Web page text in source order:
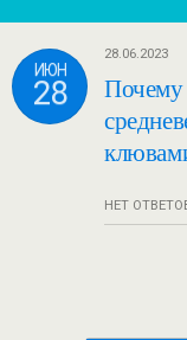
ИЮН
28
28.06.2023
Почему
НЕТ